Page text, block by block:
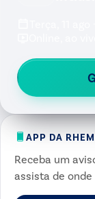
APP DA
Receba um
assista de onde